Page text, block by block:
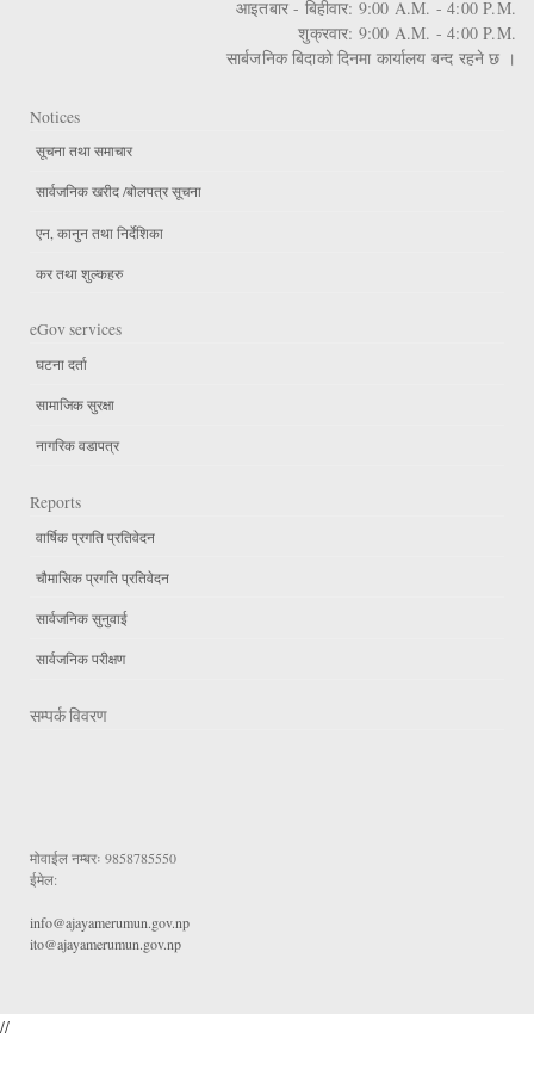
आइतबार - बिहीवार: 9:00 A.M. - 4:00 P.M.
शुक्रवार: 9:00 A.M. - 4:00 P.M.
सार्बजनिक बिदाको दिनमा कार्यालय बन्द रहने छ ।
Notices
सूचना तथा समाचार
सार्वजनिक खरीद /बोलपत्र सूचना
एन, कानुन तथा निर्देशिका
कर तथा शुल्कहरु
eGov services
घटना दर्ता
सामाजिक सुरक्षा
नागरिक वडापत्र
Reports
वार्षिक प्रगति प्रतिवेदन
चौमासिक प्रगति प्रतिवेदन
सार्वजनिक सुनुवाई
सार्वजनिक परीक्षण
सम्पर्क विवरण
मोवाईल नम्बरः 9858785550
ईमेल:
info@ajayamerumun.gov.np
ito@ajayamerumun.gov.np
//